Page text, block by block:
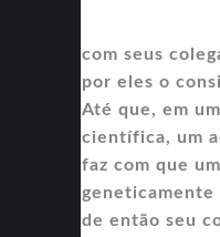
com seus
por eles o
Até que, em
científica, um
faz com que
de então seu